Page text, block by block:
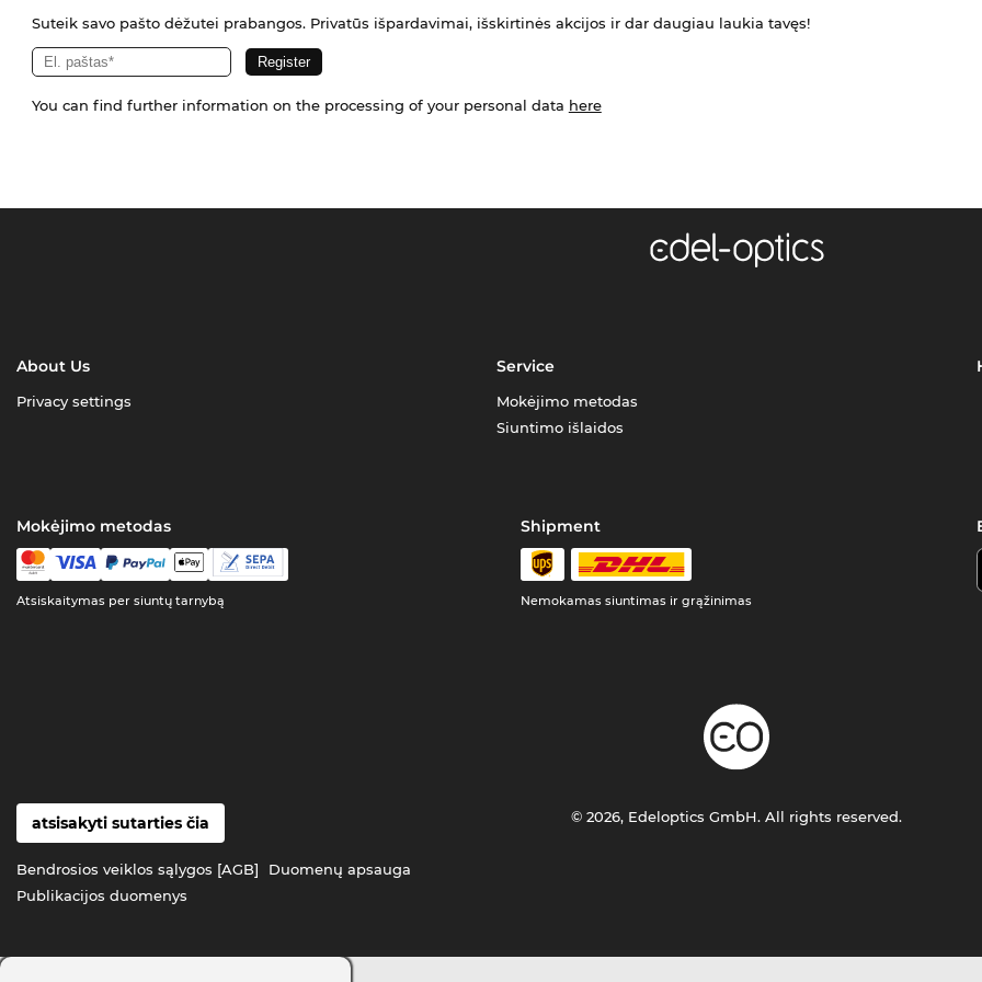
Suteik savo pašto dėžutei prabangos. Privatūs išpardavimai, išskirtinės akcijos ir dar daugiau laukia tavęs!
You can find further information on the processing of your personal data here
About Us
Privacy settings
Service
Mokėjimo metodas
Siuntimo išlaidos
Mokėjimo metodas
Atsiskaitymas per siuntų tarnybą
Shipment
Nemokamas siuntimas ir grąžinimas
atsisakyti sutarties čia
Bendrosios veiklos sąlygos [AGB]
Duomenų apsauga
Publikacijos duomenys
© 2026, Edeloptics GmbH. All rights reserved.